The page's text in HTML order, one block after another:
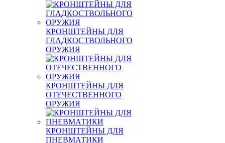
КРОНШТЕЙНЫ ДЛЯ
ГЛАДКОСТВОЛЬНОГО
ОРУЖИЯ
КРОНШТЕЙНЫ ДЛЯ
ОТЕЧЕСТВЕННОГО
ОРУЖИЯ
КРОНШТЕЙНЫ ДЛЯ
ПНЕВМАТИКИ